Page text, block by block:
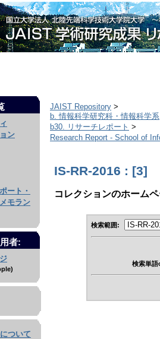
ン
ート・
モラン
者:
ついて
JAIST Repository >
b. 情報科学研究科・情報科学系
b30. リサーチレポート >
Research Report - School of
IS-RR-2016 : [3]
コレクションのホーム
検索範囲:
検索単